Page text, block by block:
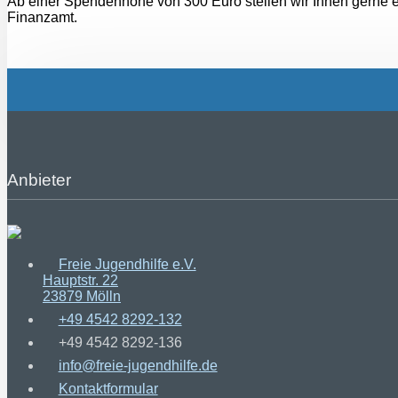
Finanzamt.
Anbieter
Freie Jugendhilfe e.V.
Hauptstr. 22
23879 Mölln
+49 4542 8292-132
+49 4542 8292-136
info@freie-jugendhilfe.de
Kontaktformular